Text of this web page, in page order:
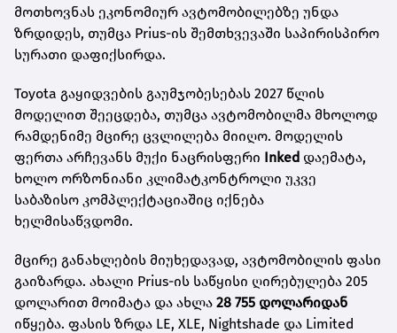
მოთხოვნას ეკონომიურ ავტომობილებზე უნდა
ზრდიდეს, თუმცა Prius-ის შემთხვევაში საპირისპირო
სურათი დაფიქსირდა.
Toyota გაყიდვების გაუმჯობესებას 2027 წლის
მოდელით შეეცდება, თუმცა ავტომობილმა მხოლოდ
რამდენიმე მცირე ცვლილება მიიღო. მოდელის
ფერთა არჩევანს მუქი ნაცრისფერი Inked დაემატა,
ხოლო ორზონიანი კლიმატკონტროლი უკვე
საბაზისო კომპლექტაციაშიც იქნება
ხელმისაწვდომი.
მცირე განახლების მიუხედავად, ავტომობილის ფასი
გაიზარდა. ახალი Prius-ის საწყისი ღირებულება 205
დოლარით მოიმატა და ახლა 28 755 დოლარიდან
იწყება. ფასის ზრდა LE, XLE, Nightshade და Limited